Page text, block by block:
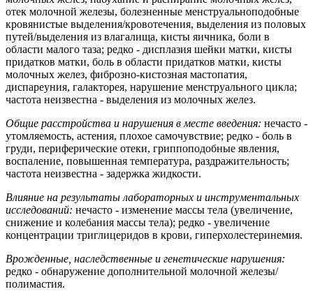
отек молочной железы, болезненные менструальноподобные
кровянистые выделения/кровотечения, выделения из половых
путей/выделения из влагалища, кисты яичника, боли в
области малого таза; редко - дисплазия шейки матки, кисты
придатков матки, боль в области придатков матки, кисты
молочных желез, фиброзно-кистозная мастопатия,
диспареуния, галакторея, нарушение менструального цикла;
частота неизвестна - выделения из молочных желез.
Общие расстройства и нарушения в месте введения: нечасто -
утомляемость, астения, плохое самочувствие; редко - боль в
груди, периферические отеки, гриппоподобные явления,
воспаление, повышенная температура, раздражительность;
частота неизвестна - задержка жидкости.
Влияние на результаты лабораторных и инструментальных
исследований: нечасто - изменение массы тела (увеличение,
снижение и колебания массы тела); редко - увеличение
концентрации триглицеридов в крови, гиперхолестеринемия.
Врожденные, наследственные и генетические нарушения:
редко - обнаружение дополнительной молочной железы/
полимастия.